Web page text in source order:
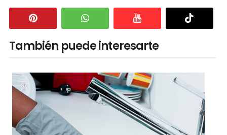
También puede interesarte